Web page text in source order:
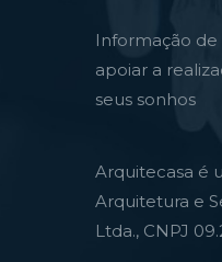
Informação
apoiar a
seus sonhos
Arquitecasa é
Arquitetura e
Ltda., CNPJ